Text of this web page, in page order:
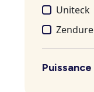
Uniteck
Zendure
Puissance